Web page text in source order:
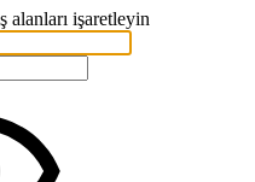
alanları işaretleyin